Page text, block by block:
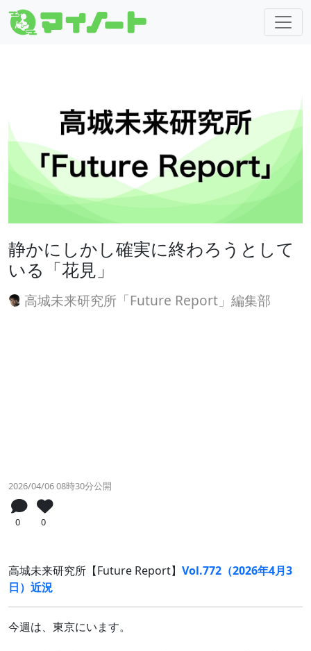
静かにしかし確実に終わろうとして
いる「花見」
高城未来研究所「Future Report」編集部
2026/04/06 08時30分公開
0 0
高城未来研究所【Future Report】 Vol.772（2026年4月3
日）近況
今週は、東京にいます。